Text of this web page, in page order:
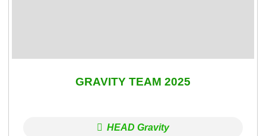
GRAVITY TEAM 2025
HEAD Gravity